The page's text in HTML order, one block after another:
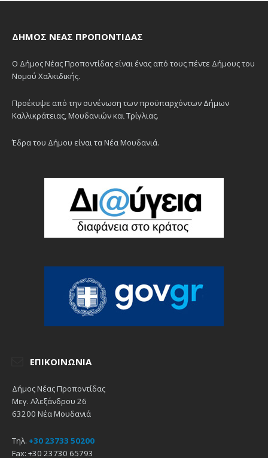
ΔΉΜΟΣ ΝΈΑΣ ΠΡΟΠΟΝΤΊΔΑΣ
Ο Δήμος Νέας Προποντίδας είναι ένας από τους πέντε Δήμους του
Νομού Χαλκιδικής.
Προέκυψε από την συνένωση των προϋπαρχόντων Δήμων
Καλλικράτειας, Μουδανιών και Τρίγλιας.
Έδρα του Δήμου είναι τα Νέα Μουδανιά.
ΕΠΙΚΟΙΝΩΝΊΑ
Δήμος Νέας Προποντίδας
Μεγ. Αλεξάνδρου 26
63200 Νέα Μουδανιά
Τηλ. +30 23733 50200
Fax: +30 23730 65793